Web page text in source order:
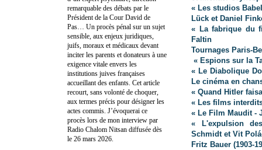
« Les studios
Lück et Daniel
« La fabrique du
Faltin
Tournages Paris-
« Espions sur la
« Le Diabolique
Le cinéma en
« Quand Hitler
« Les films
« Le Film Maudit -
« L'expulsion
Schmidt et Vit
Fritz Bauer (1903-
remarquable des débats par le
Président de la Cour David de
Pas… Un procès pénal sur un sujet
sensible, aux enjeux juridiques,
juifs, moraux et médicaux devant
inciter les parents et donateurs à une
exigence vitale envers les
institutions juives françaises
accueillant des enfants. Cet article
recourt, sans volonté de choquer,
aux termes précis pour désigner les
actes commis. J’évoquerai ce
procès lors de mon interview par
Radio Chalom Nitsan diffusée dès
le 26 mars 2026.